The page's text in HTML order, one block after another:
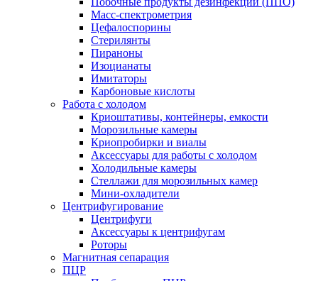
Масс-спектрометрия
Цефалоспорины
Стерилянты
Пираноны
Изоцианаты
Имитаторы
Карбоновые кислоты
Работа с холодом
Криоштативы, контейнеры, емкости
Морозильные камеры
Криопробирки и виалы
Аксессуары для работы с холодом
Холодильные камеры
Стеллажи для морозильных камер
Мини-охладители
Центрифугирование
Центрифуги
Аксессуары к центрифугам
Роторы
Магнитная сепарация
ПЦР